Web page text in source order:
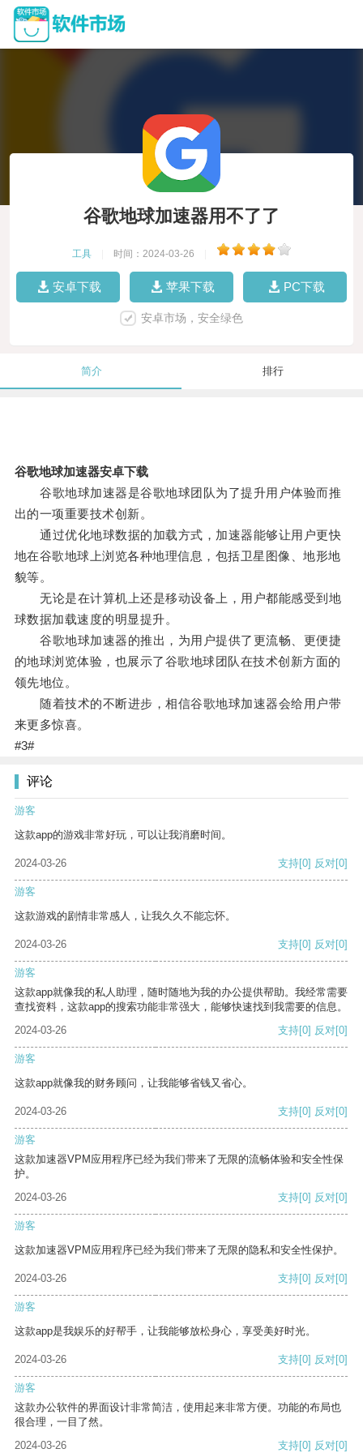
谷歌地球加速器用不了了
工具 时间：2024-03-26
安卓下载 苹果下载 PC下载
安卓市场，安全绿色
简介 排行
谷歌地球加速器安卓下载
谷歌地球加速器是谷歌地球团队为了提升用户体验而推
出的一项重要技术创新。
通过优化地球数据的加载方式，加速器能够让用户更快
地在谷歌地球上浏览各种地理信息，包括卫星图像、地形地
貌等。
无论是在计算机上还是移动设备上，用户都能感受到地
球数据加载速度的明显提升。
谷歌地球加速器的推出，为用户提供了更流畅、更便捷
的地球浏览体验，也展示了谷歌地球团队在技术创新方面的
领先地位。
随着技术的不断进步，相信谷歌地球加速器会给用户带
来更多惊喜。
#3#
评论
游客
这款app的游戏非常好玩，可以让我消磨时间。
2024-03-26 支持[0] 反对[0]
游客
这款游戏的剧情非常感人，让我久久不能忘怀。
2024-03-26 支持[0] 反对[0]
游客
这款app就像我的私人助理，随时随地为我的办公提供帮助。我经常需要
查找资料，这款app的搜索功能非常强大，能够快速找到我需要的信息。
2024-03-26
支持[0] 反对[0]
游客
这款app就像我的财务顾问，让我能够省钱又省心。
2024-03-26 支持[0] 反对[0]
游客
这款加速器VPM应用程序已经为我们带来了无限的流畅体验和安全性保
护。
2024-03-26
支持[0] 反对[0]
游客
这款加速器VPM应用程序已经为我们带来了无限的隐私和安全性保护。
2024-03-26 支持[0] 反对[0]
游客
这款app是我娱乐的好帮手，让我能够放松身心，享受美好时光。
2024-03-26 支持[0] 反对[0]
游客
这款办公软件的界面设计非常简洁，使用起来非常方便。功能的布局也
很合理，一目了然。
2024-03-26
支持[0] 反对[0]